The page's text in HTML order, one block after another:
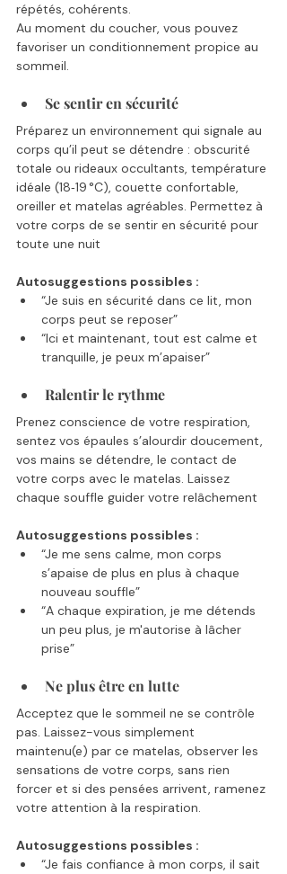
répétés, cohérents.
Au moment du coucher, vous pouvez
favoriser un conditionnement propice au
sommeil.
Se sentir en sécurité
Préparez un environnement qui signale au
corps qu’il peut se détendre : obscurité
totale ou rideaux occultants, température
idéale (18‑19 °C), couette confortable,
oreiller et matelas agréables. Permettez à
votre corps de se sentir en sécurité pour
toute une nuit
Autosuggestions possibles :
“Je suis en sécurité dans ce lit, mon
corps peut se reposer”
“Ici et maintenant, tout est calme et
tranquille, je peux m’apaiser”
Ralentir le rythme
Prenez conscience de votre respiration,
sentez vos épaules s’alourdir doucement,
vos mains se détendre, le contact de
votre corps avec le matelas. Laissez
chaque souffle guider votre relâchement
Autosuggestions possibles :
“Je me sens calme, mon corps
s’apaise de plus en plus à chaque
nouveau souffle”
“A chaque expiration, je me détends
un peu plus, je m'autorise à lâcher
prise”
Ne plus être en lutte
Acceptez que le sommeil ne se contrôle
pas. Laissez-vous simplement
maintenu(e) par ce matelas, observer les
sensations de votre corps, sans rien
forcer et si des pensées arrivent, ramenez
votre attention à la respiration.
Autosuggestions possibles :
“Je fais confiance à mon corps, il sait